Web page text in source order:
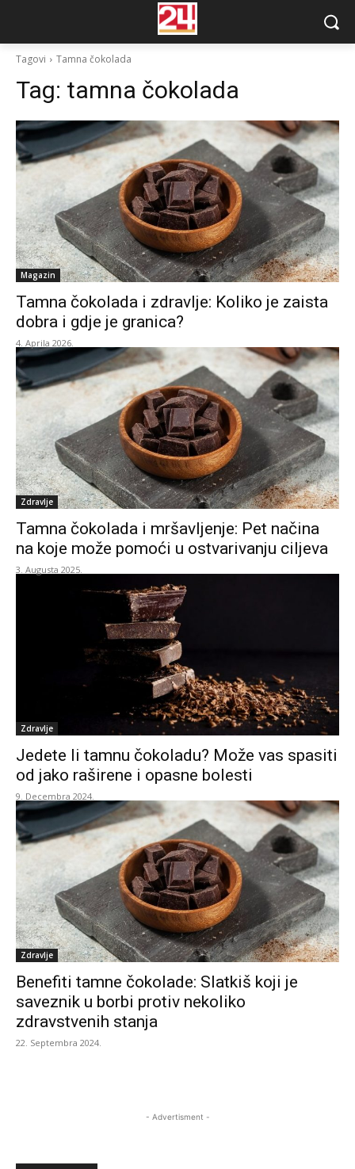
Tagovi Tamna čokolada
Tag: tamna čokolada
Magazin
Tamna čokolada i zdravlje: Koliko je zaista
dobra i gdje je granica?
4. Aprila 2026.
Zdravlje
Tamna čokolada i mršavljenje: Pet načina
na koje može pomoći u ostvarivanju ciljeva
3. Augusta 2025.
Zdravlje
Jedete li tamnu čokoladu? Može vas spasiti
od jako raširene i opasne bolesti
9. Decembra 2024.
Zdravlje
Benefiti tamne čokolade: Slatkiš koji je
saveznik u borbi protiv nekoliko
zdravstvenih stanja
22. Septembra 2024.
- Advertisment -